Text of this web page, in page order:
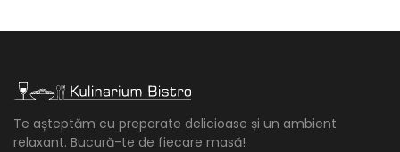
Te așteptăm cu preparate delicioase și un ambient
relaxant. Bucură-te de fiecare masă!